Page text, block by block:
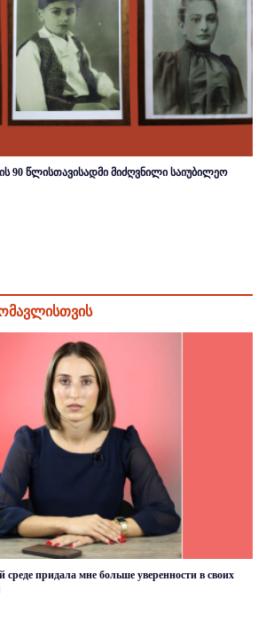
90 წლისთავისადმი მიძღვნილი საიუბილეო
среде придала мне больше уверенности в своих